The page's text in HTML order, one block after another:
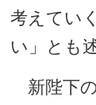
考えてい
い」とも
新陛下